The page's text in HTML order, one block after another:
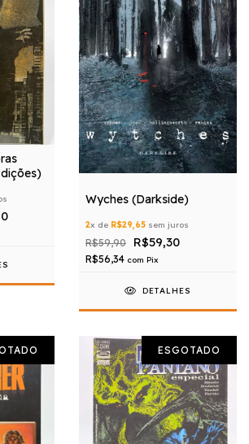
Wyches (Darkside)
2x de R$29,65 sem juros
R$59,90 R$59,30
R$56,34 com Pix
DETALHES
ESGOTADO